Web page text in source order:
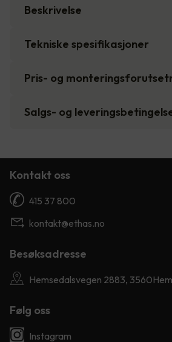
Beskrivelse
Tekniske spesifikasjoner
Pris- og
Salgs- og
Kontakt oss
415 37 800
kontakt@ethas.no
Besøksadresse
Hemsedalsvegen 2883,
Følg oss
Instagram